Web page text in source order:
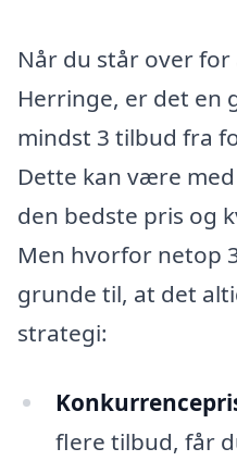
Når du står over
Herringe, er det en
mindst 3 tilbud fra
Dette kan være
den bedste pris og
Men hvorfor netop
grunde til, at det
strategi:
flere tilbud, får